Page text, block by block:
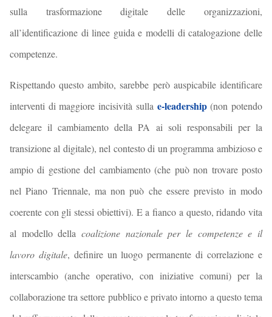
sulla trasformazione digitale delle organizzazioni,
all’identificazione di linee guida e modelli di catalogazione delle
competenze.
Rispettando questo ambito, sarebbe però auspicabile identificare
interventi di maggiore incisività sulla e-leadership(non potendo
delegare il cambiamento della PA ai soli responsabili per la
transizione al digitale), nel contesto di un programma ambizioso e
ampio di gestione del cambiamento (che può non trovare posto
nel Piano Triennale, ma non può che essere previsto in modo
coerente con gli stessi obiettivi). E a fianco a questo, ridando vita
al modello della coalizione nazionale per le competenze e il
lavoro digitale, definire un luogo permanente di correlazione e
interscambio (anche operativo, con iniziative comuni) per la
collaborazione tra settore pubblico e privato intorno a questo tema